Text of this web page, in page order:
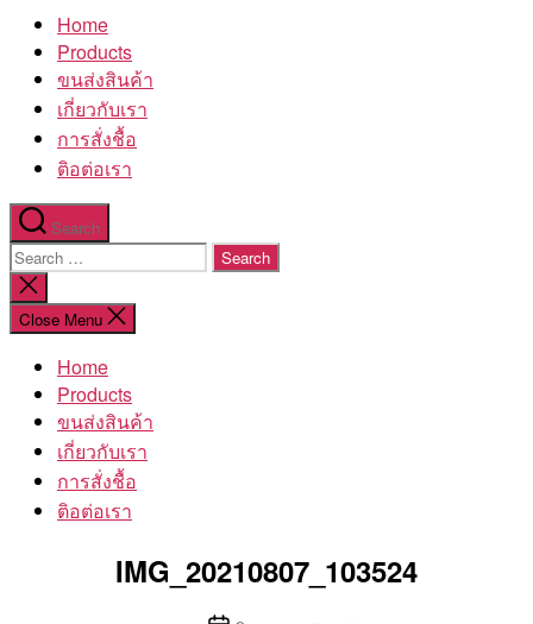
โรงงานHome
Products
ขนส่งสินค้า
เกี่ยวกับเรา
การสั่งชื้อ
ติอต่อเรา
Search
Search
for:
Close
search
Close Menu
Home
Products
ขนส่งสินค้า
เกี่ยวกับเรา
การสั่งชื้อ
ติอต่อเรา
IMG_20210807_103524